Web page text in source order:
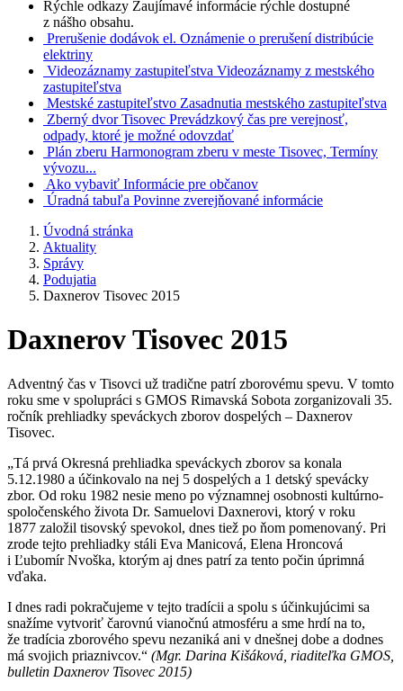
Rýchle odkazy Zaujímavé informácie rýchle dostupné
z nášho obsahu.
Prerušenie dodávok el. Oznámenie o prerušení distribúcie
elektriny
Videozáznamy zastupiteľstva Videozáznamy z mestského
zastupiteľstva
Mestské zastupiteľstvo Zasadnutia mestského zastupiteľstva
Zberný dvor Tisovec Prevádzkový čas pre verejnosť,
odpady, ktoré je možné odovzdať
Plán zberu Harmonogram zberu v meste Tisovec, Termíny
vývozu...
Ako vybaviť Informácie pre občanov
Úradná tabuľa Povinne zverejňované informácie
Úvodná stránka
Aktuality
Správy
Podujatia
Daxnerov Tisovec 2015
Daxnerov Tisovec 2015
Adventný čas v Tisovci už tradične patrí zborovému spevu. V tomto
roku sme v spolupráci s GMOS Rimavská Sobota zorganizovali 35.
ročník prehliadky speváckych zborov dospelých – Daxnerov
Tisovec.
„Tá prvá Okresná prehliadka speváckych zborov sa konala
5.12.1980 a účinkovalo na nej 5 dospelých a 1 detský spevácky
zbor. Od roku 1982 nesie meno po významnej osobnosti kultúrno-
spoločenského života Dr. Samuelovi Daxnerovi, ktorý v roku
1877 založil tisovský spevokol, dnes tiež po ňom pomenovaný. Pri
zrode tejto prehliadky stáli Eva Manicová, Elena Hroncová
i Ľubomír Nvoška, ktorým aj dnes patrí za tento počin úprimná
vďaka.
I dnes radi pokračujeme v tejto tradícii a spolu s účinkujúcimi sa
snažíme vytvoriť čarovnú vianočnú atmosféru a sme hrdí na to,
že tradícia zborového spevu nezaniká ani v dnešnej dobe a dodnes
má svojich priaznivcov.“ (Mgr. Darina Kišáková, riaditeľka GMOS,
bulletin Daxnerov Tisovec 2015)